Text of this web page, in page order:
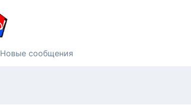
Новые сообщения